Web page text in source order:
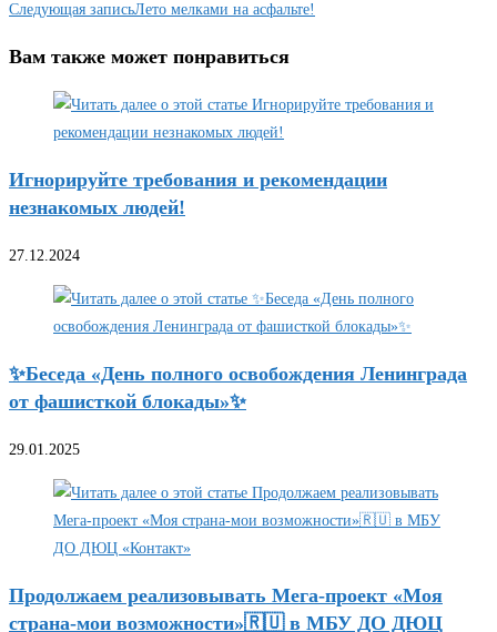
далее
статьи
Следующая записьЛето мелками на асфальте!
Вам также может понравиться
Игнорируйте требования и рекомендации
незнакомых людей!
27.12.2024
✨Беседа «День полного освобождения Ленинграда
от фашисткой блокады»✨
29.01.2025
Продолжаем реализовывать Мега-проект «Моя
страна-мои возможности»🇷🇺 в МБУ ДО ДЮЦ